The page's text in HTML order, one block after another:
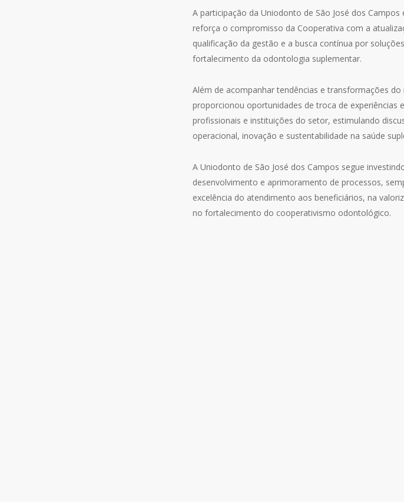
A participação da Uniodonto de São José dos
reforça o compromisso da Cooperativa com a
qualificação da gestão e a busca contínua por
fortalecimento da odontologia suplementar.
Além de acompanhar tendências e transformações
proporcionou oportunidades de troca de experiências
profissionais e instituições do setor, estimulando
operacional, inovação e sustentabilidade na saúde
A Uniodonto de São José dos Campos segue
desenvolvimento e aprimoramento de processos,
excelência do atendimento aos beneficiários, na
no fortalecimento do cooperativismo odontológico.